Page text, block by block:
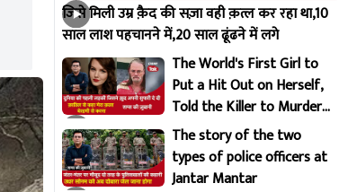
जिसे मिली उम्र क़ैद की सज़ा वही क़त्ल कर रहा था,10
साल लाश पहचानने में,20 साल ढूंढने में लगे
The World's First Girl to
Put a Hit Out on Herself,
Told the Killer to Murder
Her Brutally
The story of the two
types of police officers at
Jantar Mantar